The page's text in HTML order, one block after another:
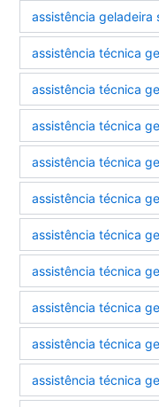
assistência geladeira
assistência técnica
assistência técnica
assistência técnica
assistência técnica
assistência técnica
assistência técnica
assistência técnica
assistência técnica
assistência técnica
assistência técnica